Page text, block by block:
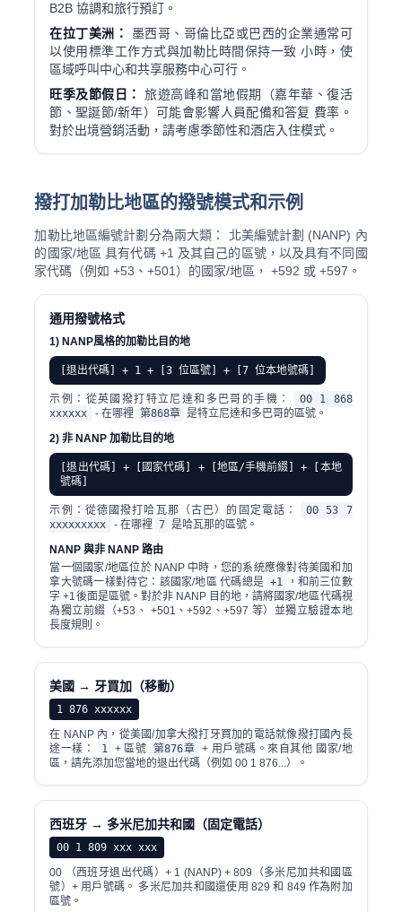
B2B 協調和旅行預訂。
在拉丁美洲：
墨西哥、哥倫比亞或巴西的企業通常可
以使用標準工作方式與加勒比時間保持一致 小時，使
區域呼叫中心和共享服務中心可行。
旺季及節假日：
旅遊高峰和當地假期（嘉年華、復活
節、聖誕節/新年）可能會影響人員配備和答复 費率。
對於出境營銷活動，請考慮季節性和酒店入住模式。
撥打加勒比地區的撥號模式和示例
加勒比地區編號計劃分為兩大類： 北美編號計劃 (NANP) 內
的國家/地區 具有代碼 +1 及其自己的區號，以及具有不同國
家代碼（例如 +53、+501）的國家/地區， +592 或 +597。
通用撥號格式
1) NANP風格的加勒比目的地
[退出代碼] + 1 + [3 位區號] + [7 位本地號碼]
示例：從英國撥打特立尼達和多巴哥的手機：
00 1 868
xxxxxx
- 在哪裡 第868章 是特立尼達和多巴哥的區號。
2) 非 NANP 加勒比目的地
[退出代碼] + [國家代碼] + [地區/手機前綴] + [本地
號碼]
示例：從德國撥打哈瓦那（古巴）的固定電話：
00 53 7
xxxxxxxxx
- 在哪裡 7 是哈瓦那的區號。
NANP 與非 NANP 路由
當一個國家/地區位於 NANP 中時，您的系統應像對待美國和加
拿大號碼一樣對待它：該國家/地區 代碼總是 +1
，和前三位數
字 +1後面是區號。對於非 NANP 目的地，請將國家/地區代碼視
為獨立前綴（+53、 +501、+592、+597 等）並獨立驗證本地
長度規則。
美國 → 牙買加（移動）
1 876 xxxxxx
在 NANP 內，從美國/加拿大撥打牙買加的電話就像撥打國內長
途一樣：
1 + 區號 第876章 + 用戶號碼。來自其他 國家/地
區，請先添加您當地的退出代碼（例如 00 1 876...）。
西班牙 → 多米尼加共和國（固定電話）
00 1 809 xxx xxx
00 （西班牙退出代碼）+ 1 (NANP) + 809（多米尼加共和國區
號）+ 用戶號碼。 多米尼加共和國還使用 829 和 849 作為附加
區號。